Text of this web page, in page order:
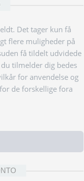
Det tager kun få
flere muligheder på
få tildelt udvidede
tilmelder dig bedes
for anvendelse og
de forskellige fora